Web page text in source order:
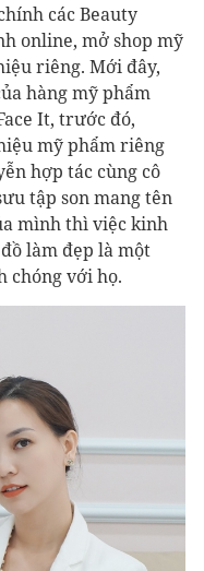
các Beauty
online, mở shop mỹ
riêng. Mới đây,
hàng mỹ phẩm
It, trước đó,
mỹ phẩm riêng
hợp tác cùng cô
tập son mang tên
mình thì việc kinh
làm đẹp là một
chóng với họ.